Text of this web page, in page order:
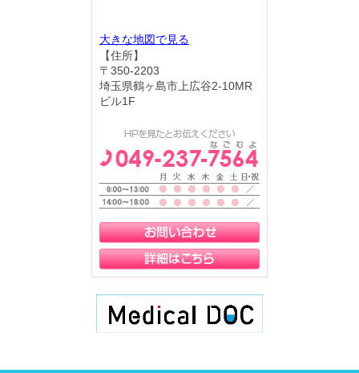
大きな地図で見る
【住所】
〒350-2203
埼玉県鶴ヶ島市上広谷2-10MR
ビル1F